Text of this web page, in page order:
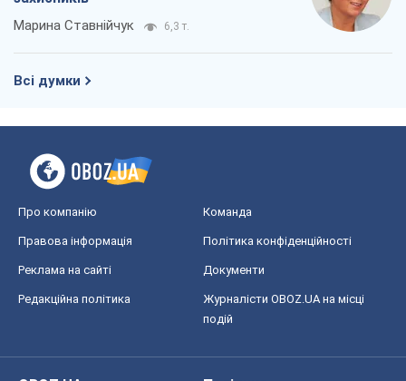
Марина Ставнійчук 6,3 т.
Всі думки
Про компанію Команда
Правова інформація Політика конфіденційності
Реклама на сайті Документи
Редакційна політика
Журналісти OBOZ.UA на місці
подій